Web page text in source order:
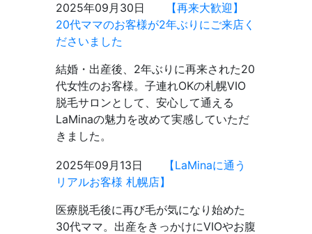
2025年09月30日
【再来大歓迎】
20代ママのお客様が2年ぶりにご来店く
ださいました
結婚・出産後、2年ぶりに再来された20
代女性のお客様。子連れOKの札幌VIO
脱毛サロンとして、安心して通える
LaMinaの魅力を改めて実感していただ
きました。
2025年09月13日
【LaMinaに通う
リアルお客様 札幌店】
医療脱毛後に再び毛が気になり始めた
30代ママ。出産をきっかけにVIOやお腹